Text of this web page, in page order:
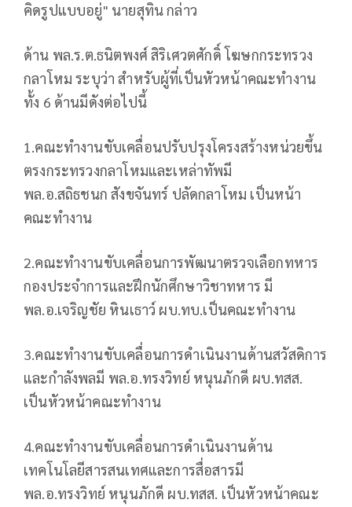
คิดรูปแบบอยู่" นายสุทิน กล่าว
ด้าน พล.ร.ต.ธนิตพงศ์ สิริเศวตศักดิ์ โฆษกกระทรวง
กลาโหม ระบุว่า สำหรับผู้ที่เป็นหัวหน้าคณะทำงาน
ทั้ง 6 ด้านมีดังต่อไปนี้
1.คณะทำงานขับเคลื่อนปรับปรุงโครงสร้างหน่วยขึ้น
ตรงกระทรวงกลาโหมและเหล่าทัพมี
พล.อ.สถิธชนก สังขจันทร์ ปลัดกลาโหม เป็นหน้า
คณะทำงาน
2.คณะทำงานขับเคลื่อนการพัฒนาตรวจเลือกทหาร
กองประจำการและฝึกนักศึกษาวิชาทหาร มี
พล.อ.เจริญชัย หินเธาว์ ผบ.ทบ.เป็นคณะทำงาน
3.คณะทำงานขับเคลื่อนการดำเนินงานด้านสวัสดิการ
และกำลังพลมี พล.อ.ทรงวิทย์ หนุนภักดี ผบ.ทสส.
เป็นหัวหน้าคณะทำงาน
4.คณะทำงานขับเคลื่อนการดำเนินงานด้าน
เทคโนโลยีสารสนเทศและการสื่อสารมี
พล.อ.ทรงวิทย์ หนุนภักดี ผบ.ทสส. เป็นหัวหน้าคณะ